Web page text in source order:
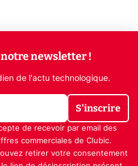
newsletter !
de l'actu technologique.
S'inscrire
de recevoir par email des
commerciales de Clubic.
retirer votre consentement